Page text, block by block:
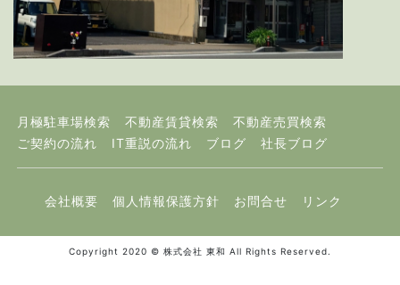
月極駐車場検索 不動産賃貸検索
不動産売買検索
ご契約の流れ
IT重説の流れ ブログ 社長ブログ
会社概要 個人情報保護方針 お問合せ リンク
Copyright 2020 © 株式会社 東和 All Rights Reserved.